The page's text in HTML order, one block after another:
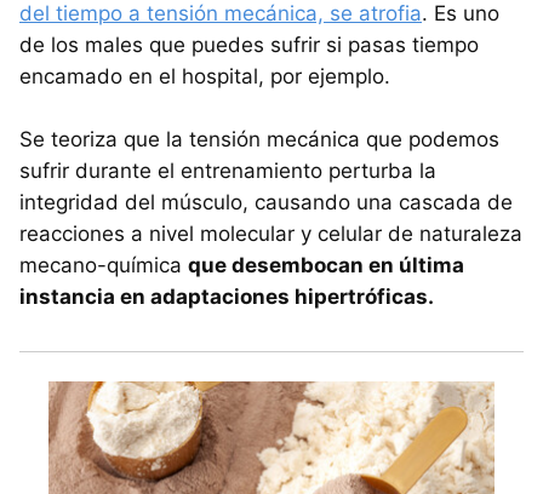
del tiempo a tensión mecánica, se atrofia. Es uno
de los males que puedes sufrir si pasas tiempo
encamado en el hospital, por ejemplo.
Se teoriza que la tensión mecánica que podemos
sufrir durante el entrenamiento perturba la
integridad del músculo, causando una cascada de
reacciones a nivel molecular y celular de naturaleza
mecano-química que desembocan en última
instancia en adaptaciones hipertróficas.